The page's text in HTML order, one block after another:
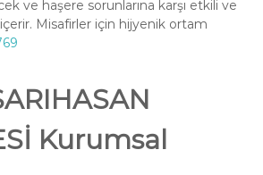
ve haşere sorunlarına karşı etkili ve
Misafirler için hijyenik ortam
Kurumsal